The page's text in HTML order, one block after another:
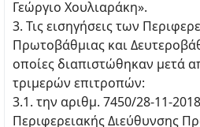
Γεώργιο Χουλιαράκη».
3. Τις εισηγήσεις των
Πρωτοβάθμιας και
οποίες διαπιστώθηκαν μετά
τριμερών επιτροπών:
3.1. την αριθμ. 7450/28-11-
Περιφερειακής Διεύθυνσης